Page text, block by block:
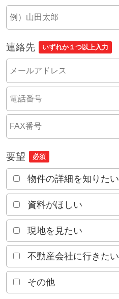
連絡先 いずれか１つ以上入力
要望 必須
物件の詳細を知りたい
資料がほしい
現地を見たい
不動産会社に行きたい
その他